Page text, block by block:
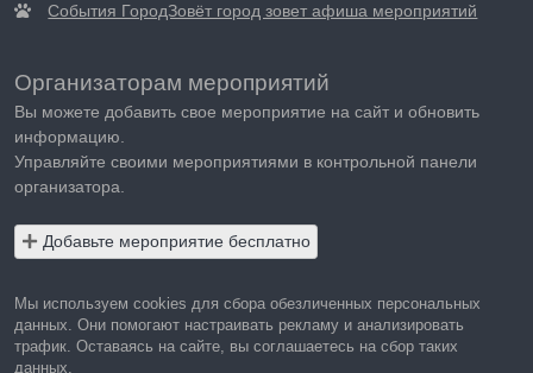
События ГородЗовёт город зовет афиша мероприятий
Организаторам мероприятий
Вы можете добавить свое мероприятие на сайт и обновить
информацию.
Управляйте своими мероприятиями в контрольной панели
организатора.
Добавьте мероприятие бесплатно
Мы используем cookies для сбора обезличенных персональных
данных. Они помогают настраивать рекламу и анализировать
трафик. Оставаясь на сайте, вы соглашаетесь на сбор таких
данных.